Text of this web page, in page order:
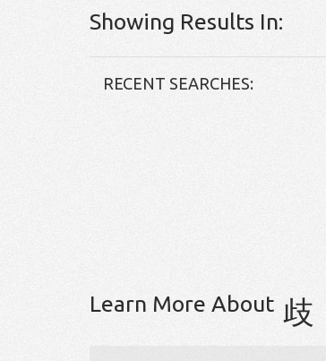
Showing Results In:
RECENT SEARCHES:
Learn More About 歧